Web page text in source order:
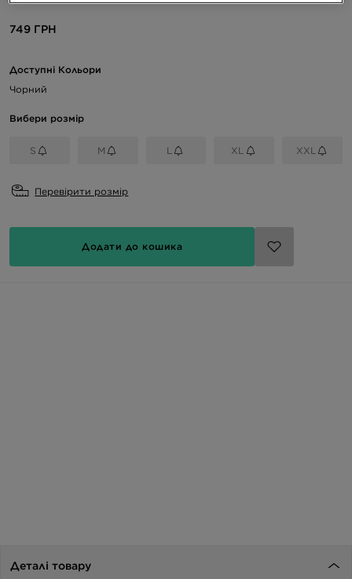
749 ГРН
Доступні Кольори
Чорний
Вибери розмір
S M L XL XXL
Перевірити розмір
Додати до кошика
Деталі товару